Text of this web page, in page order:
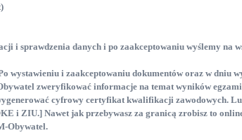
i sprawdzenia danych i po zaakceptowaniu wyślemy na
wystawieniu i zaakceptowaniu dokumentów oraz w dniu
zweryfikować informacje na temat wyników
cyfrowy certyfikat kwalifikacji zawodowych.
i ZIU.] Nawet jak przebywasz za granicą zrobisz to
Obywatel.